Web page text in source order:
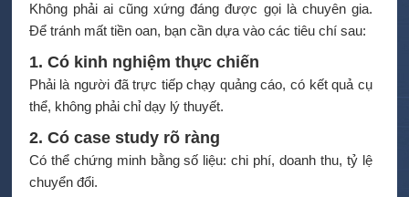
Không phải ai cũng xứng đáng được gọi là chuyên gia.
Để tránh mất tiền oan, bạn cần dựa vào các tiêu chí sau:
1. Có kinh nghiệm thực chiến
Phải là người đã trực tiếp chạy quảng cáo, có kết quả cụ
thể, không phải chỉ dạy lý thuyết.
2. Có case study rõ ràng
Có thể chứng minh bằng số liệu: chi phí, doanh thu, tỷ lệ
chuyển đổi.